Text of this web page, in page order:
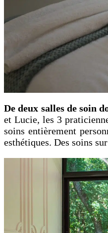
De deux salles de soin
et Lucie, les 3
soins entièrement
esthétiques. Des soins